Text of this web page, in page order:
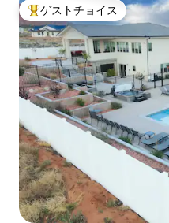
大好評のゲストチョイスです
ゲストチョイス